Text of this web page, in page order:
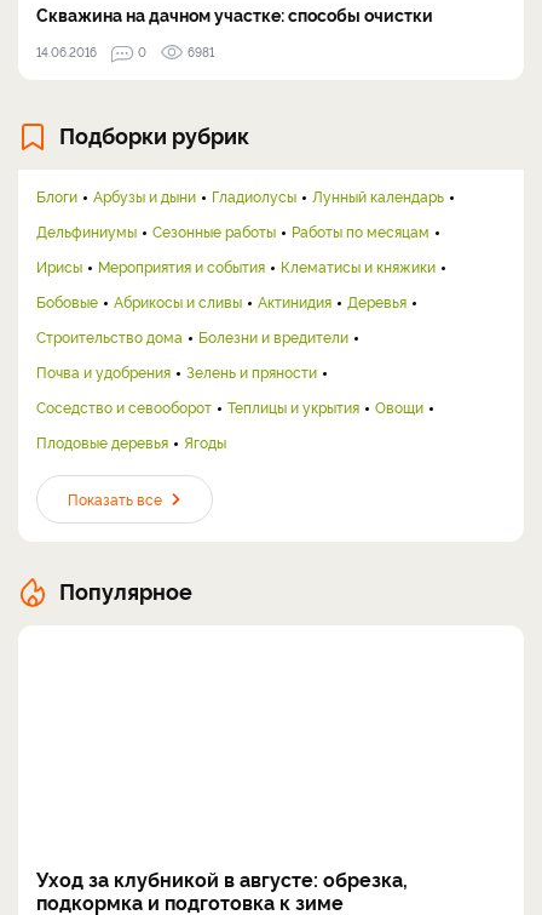
Скважина на дачном участке: способы очистки
14.06.2016 0 6981
Подборки рубрик
Блоги Арбузы и дыни Гладиолусы
Лунный календарь
Дельфиниумы
Сезонные работы
Работы по месяцам
Ирисы
Мероприятия и события
Клематисы и княжики
Бобовые
Абрикосы и сливы Актинидия
Деревья
Строительство дома
Болезни и вредители
Почва и удобрения
Зелень и пряности
Соседство и севооборот
Теплицы и укрытия
Овощи
Плодовые деревья
Ягоды
Показать все
Популярное
Уход за клубникой в августе: обрезка,
подкормка и подготовка к зиме